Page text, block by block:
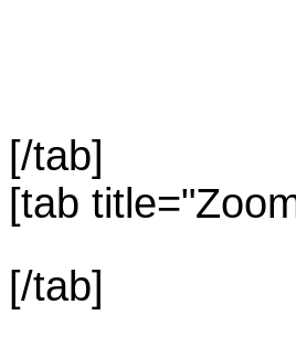
[/tab]
[tab
[/tab]